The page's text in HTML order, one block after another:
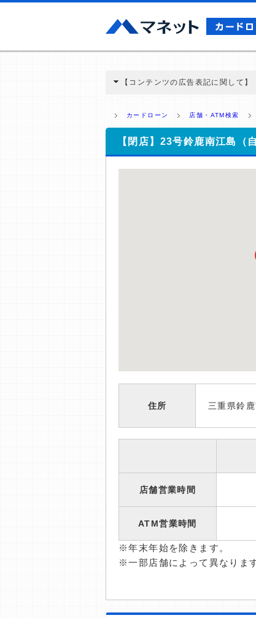
【コンテンツの広告表記に関して】
ミ収集などに基づき、公平性を担保
>提携企業一覧
カードローン 店舗・ATM検索
【閉店】23号鈴鹿南江島（
住所 三重県鈴
店舗営業時間
ATM営業時間
※年末年始を除きます。
※一部店舗によって異なりま